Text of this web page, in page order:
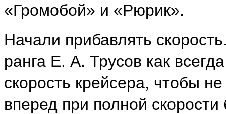
«Громобой» и «Рюрик».
Начали прибавлять
ранга Е. А. Трусов как
скорость крейсера, чтобы
вперед при полной